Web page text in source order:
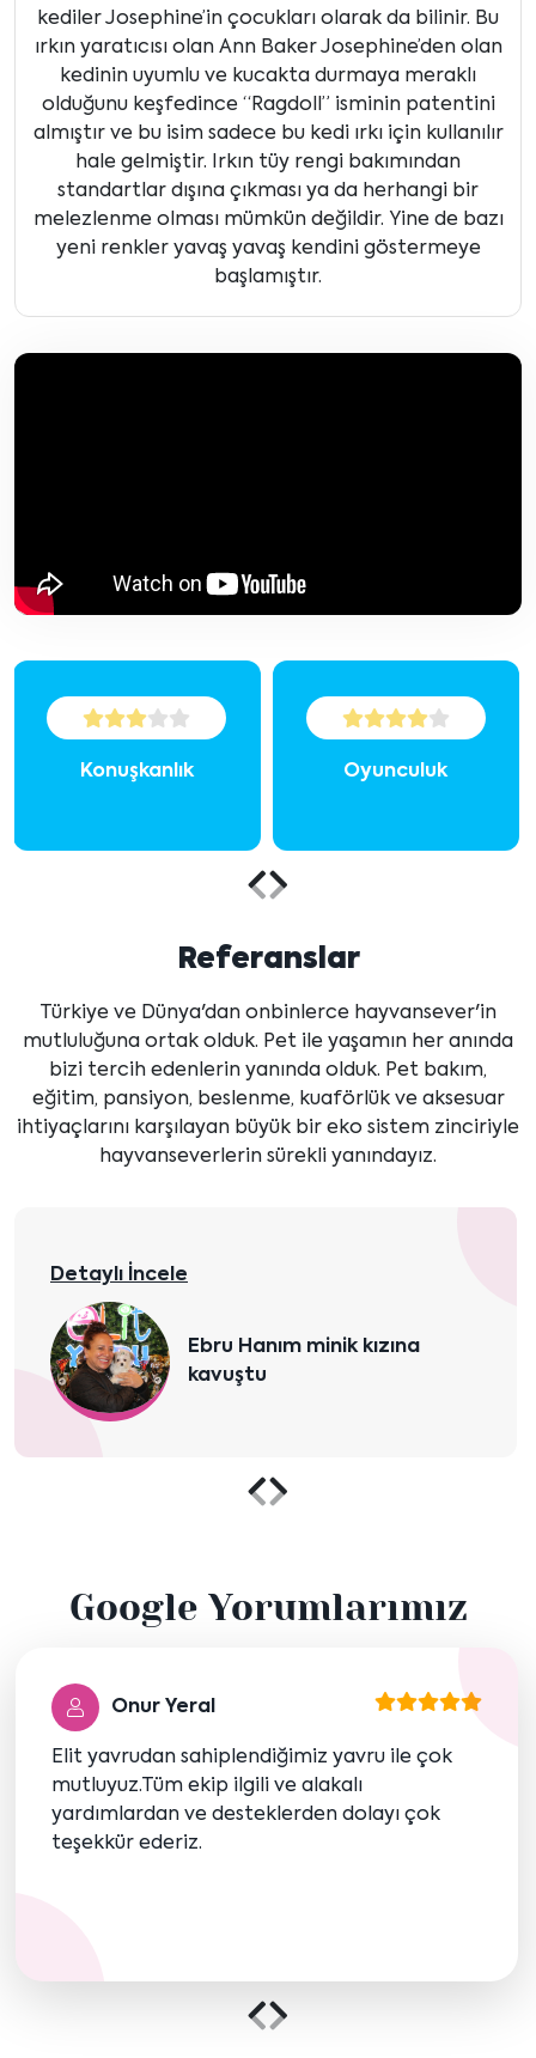
kediler Josephine’in çocukları olarak da bilinir. Bu
ırkın yaratıcısı olan Ann Baker Josephine’den olan
kedinin uyumlu ve kucakta durmaya meraklı
olduğunu keşfedince “Ragdoll” isminin patentini
almıştır ve bu isim sadece bu kedi ırkı için kullanılır
hale gelmiştir. Irkın tüy rengi bakımından
standartlar dışına çıkması ya da herhangi bir
melezlenme olması mümkün değildir. Yine de bazı
yeni renkler yavaş yavaş kendini göstermeye
başlamıştır.
Konuşkanlık Oyunculuk
Önceki
içeriği
göster
içeriği
göster
Referanslar
Türkiye ve Dünya'dan onbinlerce hayvansever'in
mutluluğuna ortak olduk. Pet ile yaşamın her anında
bizi tercih edenlerin yanında olduk. Pet bakım,
eğitim, pansiyon, beslenme, kuaförlük ve aksesuar
ihtiyaçlarını karşılayan büyük bir eko sistem zinciriyle
hayvanseverlerin sürekli yanındayız.
Detaylı İncele
Ebru Hanım minik kızına
kavuştu
Önceki
göster
göster
Google Yorumlarımız
Onur Yeral
Elit yavrudan sahiplendiğimiz yavru ile çok
mutluyuz.Tüm ekip ilgili ve alakalı
yardımlardan ve desteklerden dolayı çok
teşekkür ederiz.
Önceki